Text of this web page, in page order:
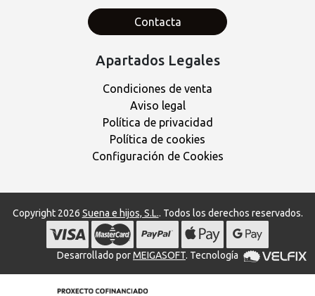
Contacta
Apartados Legales
Condiciones de venta
Aviso legal
Política de privacidad
Política de cookies
Configuración de Cookies
Copyright 2026 Suena e hijos, S.L.. Todos los derechos reservados.
Desarrollado porMEIGASOFT. Tecnología